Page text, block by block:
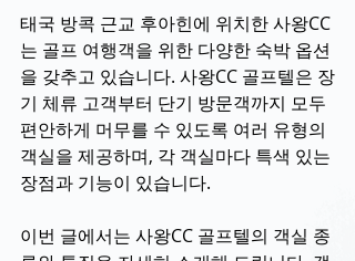
태국 방콕 근교 후아힌에 위치한 사왕CC
는 골프 여행객을 위한 다양한 숙박 옵션
을 갖추고 있습니다. 사왕CC 골프텔은 장
기 체류 고객부터 단기 방문객까지 모두
편안하게 머무를 수 있도록 여러 유형의
객실을 제공하며, 각 객실마다 특색 있는
장점과 기능이 있습니다.
이번 글에서는 사왕CC 골프텔의 객실 종